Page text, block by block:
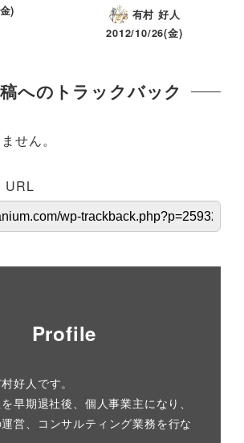
)
有村 好人
2012/10/26(金)
へのトラックバック
せん。
URL
Profile
好人です。
早期退社後、個人事業主になり、
営、コンサルティング業務を行な